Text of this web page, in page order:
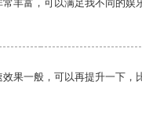
丰富，可以满足我不同的娱
果一般，可以再提升一下，